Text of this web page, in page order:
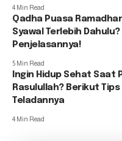
4 Min Read
Qadha Puasa
Syawal Terlebih
Penjelasannya!
5 Min Read
Ingin Hidup Sehat Saat
Rasulullah? Berikut Tips
Teladannya
4 Min Read